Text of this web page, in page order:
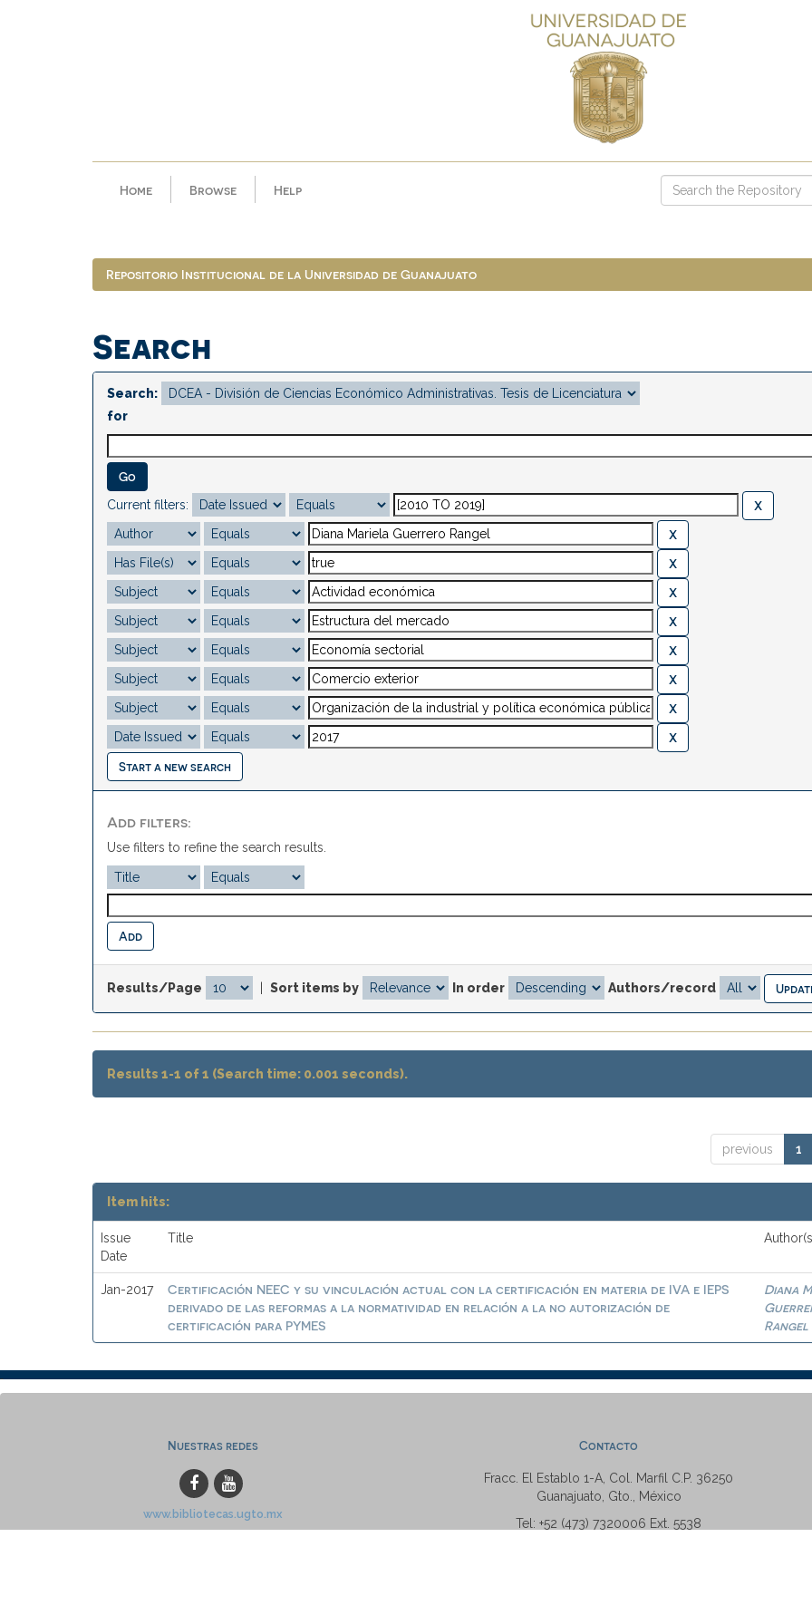
Home Browse Help
Repositorio Institucional de la Universidad de Guanajuato
Search
Search:
for
Current filters:
Start a new search
Add filters:
Use filters to refine the search results.
Results/Page Sort items by In order Authors/record
Results 1-1 of 1 (Search time: 0.001 seconds).
previous 1
Item hits:
Issue
Date
Title
Jan-2017
Certificación NEEC y su vinculación actual con la certificación en materia de IVA e IEPS
derivado de las reformas a la normatividad en relación a la no autorización de
certificación para PYMES
Diana
Rangel
Nuestras redes
www.bibliotecas.ugto.mx
Contacto
Fracc. El Establo 1-A, Col. Marfil C.P. 36250
Guanajuato, Gto., México
Tel: +52 (473) 7320006 Ext. 5538